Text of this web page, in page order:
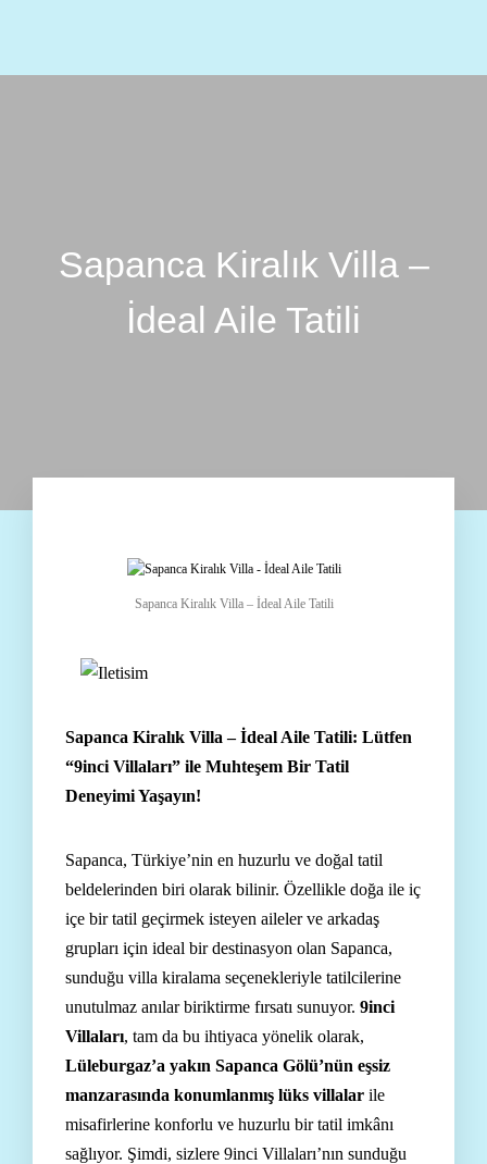
Sapanca Kiralık Villa –
İdeal Aile Tatili
Sapanca Kiralık Villa – İdeal Aile Tatili
Sapanca Kiralık Villa – İdeal Aile Tatili: Lütfen
“9inci Villaları” ile Muhteşem Bir Tatil
Deneyimi Yaşayın!
Sapanca, Türkiye’nin en huzurlu ve doğal tatil
beldelerinden biri olarak bilinir. Özellikle doğa ile iç
içe bir tatil geçirmek isteyen aileler ve arkadaş
grupları için ideal bir destinasyon olan Sapanca,
sunduğu villa kiralama seçenekleriyle tatilcilerine
unutulmaz anılar biriktirme fırsatı sunuyor. 9inci
Villaları, tam da bu ihtiyaca yönelik olarak,
Lüleburgaz’a yakın Sapanca Gölü’nün eşsiz
manzarasında konumlanmış lüks villalar ile
misafirlerine konforlu ve huzurlu bir tatil imkânı
sağlıyor. Şimdi, sizlere 9inci Villaları’nın sunduğu